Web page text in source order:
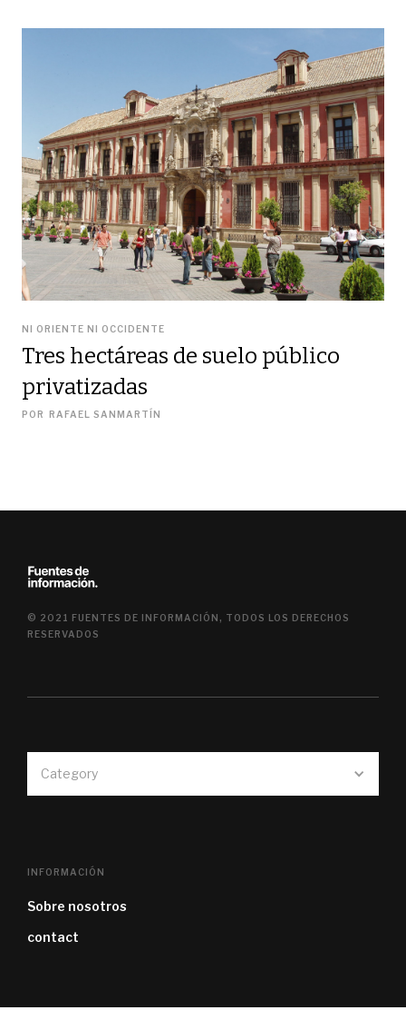
NI ORIENTE NI OCCIDENTE
Tres hectáreas de suelo público
privatizadas
POR RAFAEL SANMARTÍN
© 2021 FUENTES DE INFORMACIÓN, TODOS LOS DERECHOS
RESERVADOS
Category
INFORMACIÓN
Sobre nosotros
contact